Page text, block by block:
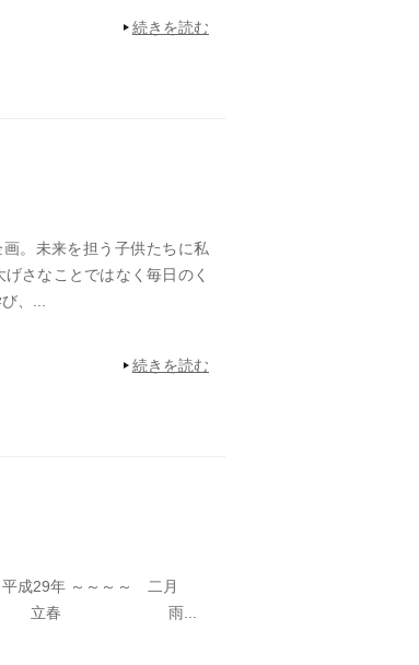
続きを読む
。未来を担う子供たちに私
さなことではなく毎日のく
、...
続きを読む
～～～～ 二月
～～～ 立春 雨...